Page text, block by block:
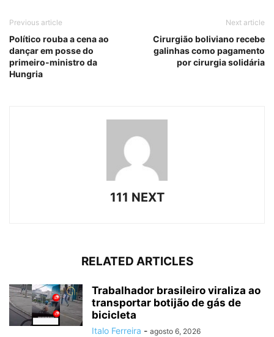
Previous article
Político rouba a cena ao
dançar em posse do
primeiro-ministro da
Hungria
Next article
Cirurgião boliviano recebe
galinhas como pagamento
por cirurgia solidária
111 NEXT
RELATED ARTICLES
Trabalhador brasileiro viraliza ao
transportar botijão de gás de
bicicleta
Italo Ferreira - agosto 6, 2026